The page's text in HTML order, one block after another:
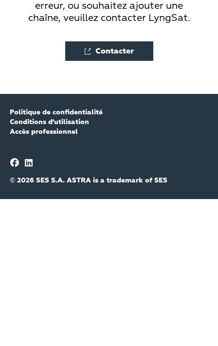
erreur, ou souhaitez ajouter une
chaîne, veuillez contacter LyngSat.
Contacter
Politique de confidentialité
Conditions d'utilisation
Accès professionnel
© 2026 SES S.A. ASTRA is a trademark of SES